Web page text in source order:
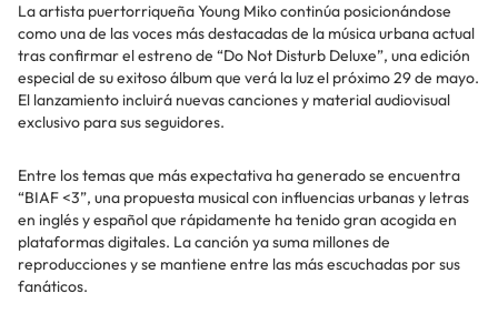
La artista puertorriqueña Young Miko continúa posicionándose
como una de las voces más destacadas de la música urbana actual
tras confirmar el estreno de “Do Not Disturb Deluxe”, una edición
especial de su exitoso álbum que verá la luz el próximo 29 de mayo.
El lanzamiento incluirá nuevas canciones y material audiovisual
exclusivo para sus seguidores.
Entre los temas que más expectativa ha generado se encuentra
“BIAF <3”, una propuesta musical con influencias urbanas y letras
en inglés y español que rápidamente ha tenido gran acogida en
plataformas digitales. La canción ya suma millones de
reproducciones y se mantiene entre las más escuchadas por sus
fanáticos.